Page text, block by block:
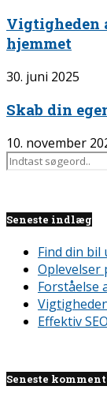
Vigtigheden
hjemmet
30. juni 2025
Skab din
10. november
Seneste indlæg
Find din bil
Oplevelser
Forståelse
Effektiv
Seneste